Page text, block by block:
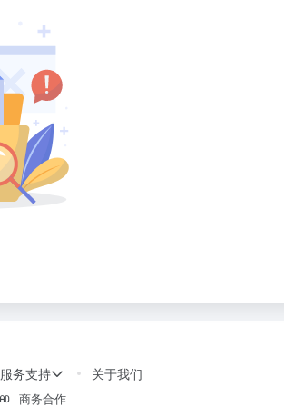
服务支持
商务合作
关于我们